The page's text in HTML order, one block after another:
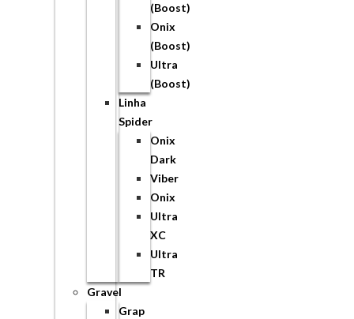
(Boost)
Onix
(Boost)
Ultra
(Boost)
Linha
Spider
Onix
Dark
Viber
Onix
Ultra
XC
Ultra
TR
Gravel
Grap